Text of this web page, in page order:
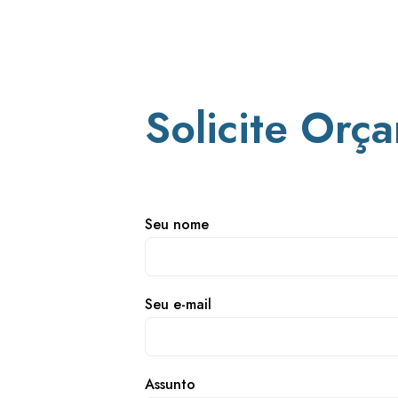
Solicite
Seu nome
Seu e-mail
Assunto